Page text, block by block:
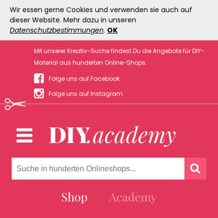
Wir essen gerne Cookies und verwenden sie auch auf
dieser Website. Mehr dazu in unseren
Datenschutzbestimmungen. OK
Mit unserer Kreativ-Suche findest Du die Angebote für DIY-
Material aus hunderten Online-Shops.
Folge uns auf Facebook
Folge uns auf Instagram
Shop Academy